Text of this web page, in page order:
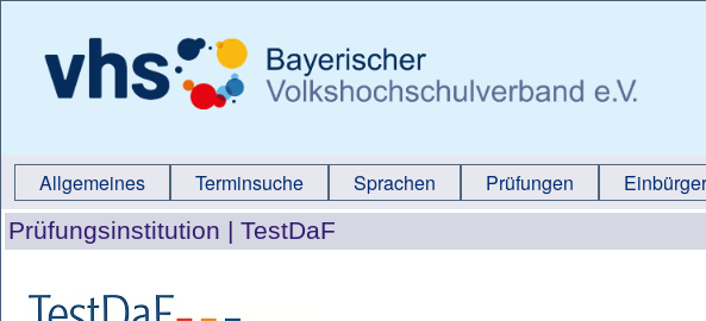
Allgemeines Terminsuche Sprachen Prüfungen
Prüfungsinstitution | TestDaF